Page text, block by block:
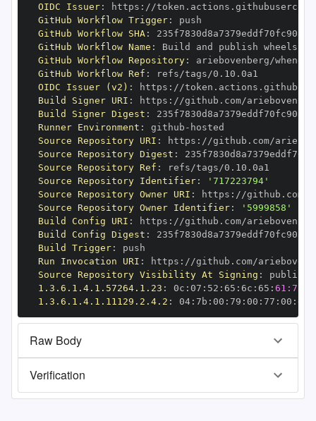
OIDC Issuer: https :
GitHub Workflow Trigger:
GitHub Workflow SHA:
GitHub Workflow Name :
GitHub Workflow Repository:
GitHub Workflow Ref :
OIDC Issuer (v2) : https :
Build Signer URI : https :
Build Signer Digest :
Runner Environment : github -
Source Repository URI : https :
Source Repository Digest :
Source Repository Ref :
Source Repository Identifier:
'717223794'
Source Repository Owner URI : https :
Source Repository Owner Identifier:
'5999858'
Build Config URI : https :
Build Config Digest :
Build Trigger:
Run Invocation URI : https :
Source Repository Visibility At Signing :
1.3.6.1.4.1.57264.1.23 : 0c : 07 : 52 : 65 : 6c : 65 :
1.3.6.1.4.1.11129.2.4.2 : 04: 7b : 00 : 79 : 00 : 77 : 00 : dd
Raw Body
Verification